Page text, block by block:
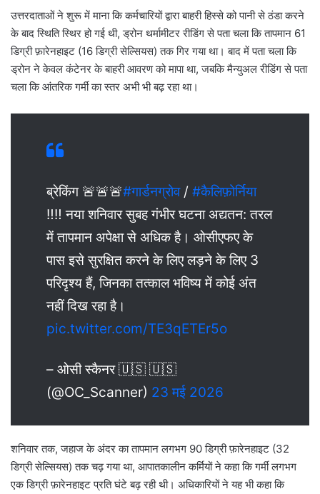
उत्तरदाताओं ने शुरू में माना कि कर्मचारियों द्वारा बाहरी हिस्से को पानी से ठंडा करने
के बाद स्थिति स्थिर हो गई थी, ड्रोन थर्मामीटर रीडिंग से पता चला कि तापमान 61
डिग्री फ़ारेनहाइट (16 डिग्री सेल्सियस) तक गिर गया था। बाद में पता चला कि
ड्रोन ने केवल कंटेनर के बाहरी आवरण को मापा था, जबकि मैन्युअल रीडिंग से पता
चला कि आंतरिक गर्मी का स्तर अभी भी बढ़ रहा था।
ब्रेकिंग 🚨🚨🚨#गार्डनग्रोव/ #कैलिफ़ोर्निया
‼️‼️ नया शनिवार सुबह गंभीर घटना अद्यतन: तरल
में तापमान अपेक्षा से अधिक है। ओसीएफए के
पास इसे सुरक्षित करने के लिए लड़ने के लिए 3
परिदृश्य हैं, जिनका तत्काल भविष्य में कोई अंत
नहीं दिख रहा है।
pic.twitter.com/TE3qETEr5o
– ओसी स्कैनर 🇺🇸 🇺🇸
(@OC_Scanner) 23 मई 2026
शनिवार तक, जहाज के अंदर का तापमान लगभग 90 डिग्री फ़ारेनहाइट (32
डिग्री सेल्सियस) तक चढ़ गया था, आपातकालीन कर्मियों ने कहा कि गर्मी लगभग
एक डिग्री फ़ारेनहाइट प्रति घंटे बढ़ रही थी। अधिकारियों ने यह भी कहा कि